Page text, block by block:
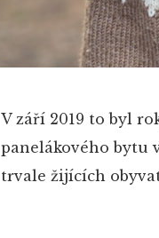
V září 2019 to byl
panelákového bytu
trvale žijících